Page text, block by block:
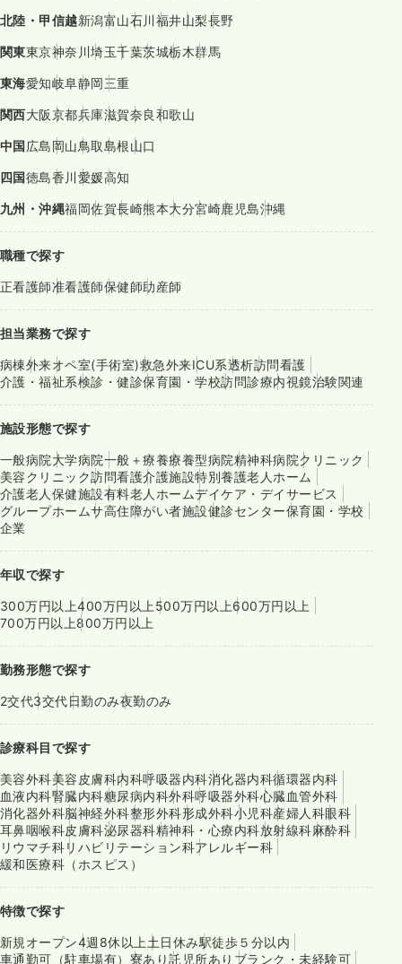
北陸・甲信越新潟富山石川福井山梨長野
関東東京神奈川埼玉千葉茨城栃木群馬
東海愛知岐阜静岡三重
関西大阪京都兵庫滋賀奈良和歌山
中国広島岡山鳥取島根山口
四国徳島香川愛媛高知
九州・沖縄福岡佐賀長崎熊本大分宮崎鹿児島沖縄
職種で探す
正看護師准看護師保健師助産師
担当業務で探す
病棟外来オペ室(手術室)救急外来ICU系透析訪問看護
介護・福祉系検診・健診保育園・学校訪問診療内視鏡治験関連
施設形態で探す
一般病院大学病院一般＋療養療養型病院精神科病院クリニック
美容クリニック訪問看護介護施設特別養護老人ホーム
介護老人保健施設有料老人ホームデイケア・デイサービス
グループホームサ高住障がい者施設健診センター保育園・学校
企業
年収で探す
300万円以上400万円以上 500万円以上600万円以上
700万円以上800万円以上
勤務形態で探す
2交代3交代日勤のみ夜勤のみ
診療科目で探す
美容外科美容皮膚科内科呼吸器内科消化器内科循環器内科
血液内科腎臓内科糖尿病内科外科呼吸器外科心臓血管外科
消化器外科脳神経外科整形外科形成外科小児科産婦人科眼科
耳鼻咽喉科皮膚科泌尿器科精神科・心療内科放射線科麻酔科
リウマチ科リハビリテーション科アレルギー科
緩和医療科（ホスピス）
特徴で探す
新規オープン4週8休以上 土日休み駅徒歩５分以内
車通勤可（駐車場有） 寮あり託児所あり ブランク・未経験可